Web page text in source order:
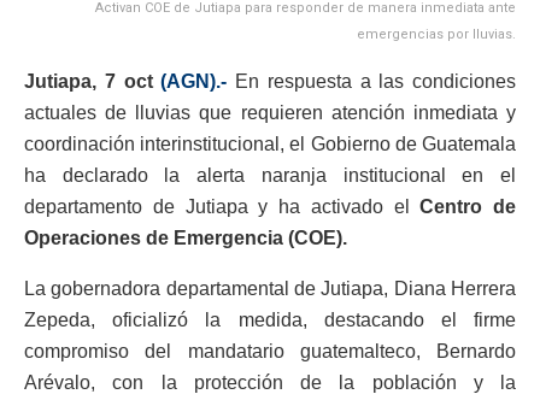
Activan COE de Jutiapa para responder de manera inmediata ante
emergencias por lluvias.
Jutiapa, 7 oct(AGN).- En respuesta a las condiciones
actuales de lluvias que requieren atención inmediata y
coordinación interinstitucional, el Gobierno de Guatemala
ha declarado la alerta naranja institucional en el
departamento de Jutiapa y ha activado elCentro de
Operaciones de Emergencia (COE).
La gobernadora departamental de Jutiapa, Diana Herrera
Zepeda, oficializó la medida, destacando el firme
compromiso del mandatario guatemalteco, Bernardo
Arévalo, con la protección de la población y la